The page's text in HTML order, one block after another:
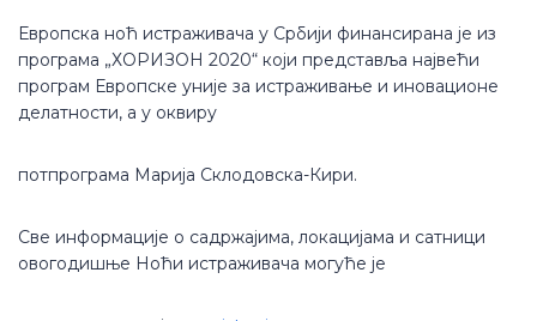
Европска ноћ истраживача у Србији финансирана је из
програма „ХОРИЗОН 2020“ који представља највећи
програм Европске уније за истраживање и иновационе
делатности, а у оквиру
потпрограма Марија Склодовска-Кири.
Све информације о садржајима, локацијама и сатници
овогодишње Ноћи истраживача могуће је